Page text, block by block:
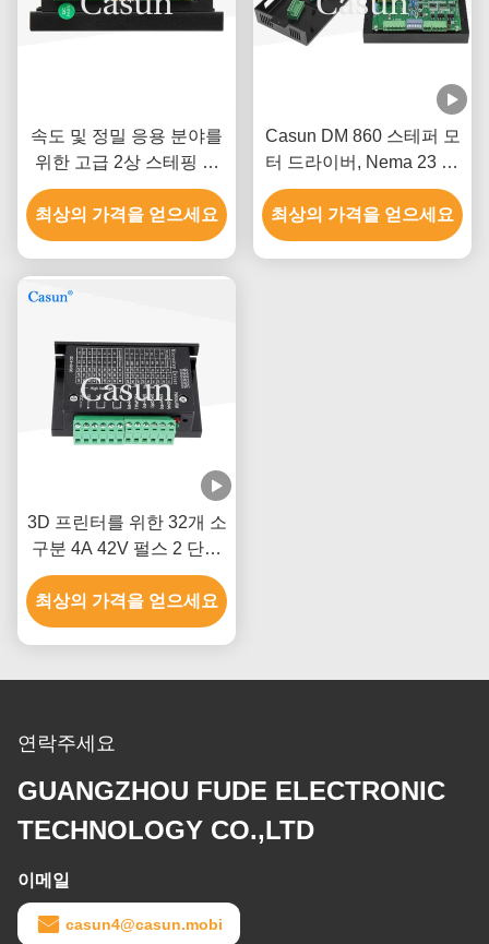
속도 및 정밀 응용 분야를
위한 고급 2상 스테핑 모
터 드라이버
최상의 가격을 얻으세요
Casun DM 860 스테퍼 모
터 드라이버, Nema 23 34
스테핑 모터용, 저소음, 저
진동, 저온
최상의 가격을 얻으세요
3D 프린터를 위한 32개 소
구분 4A 42V 펄스 2 단계
스텝퍼 모터 드라이버
최상의 가격을 얻으세요
연락주세요
GUANGZHOU FUDE ELECTRONIC
TECHNOLOGY CO.,LTD
이메일
casun4@casun.mobi